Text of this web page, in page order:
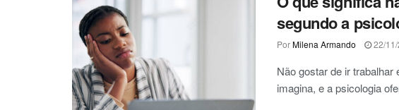
segundo a
PorMilena Armando 22/11/
Não gostar de ir
imagina, e a psicologia